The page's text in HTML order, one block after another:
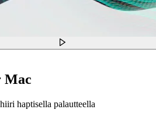
Mac
haptisella palautteella